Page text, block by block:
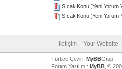
Sıcak Konu (Yeni Yorum
Sıcak Konu (Yeni Yorum
İletişim Your Website
Türkçe Çeviri: MyBBGrup
Forum Yazılımı: MyBB, ©